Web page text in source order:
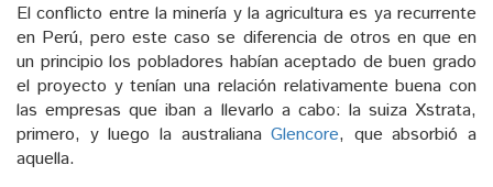
El conflicto entre la minería y la agricultura es ya recurrente
en Perú, pero este caso se diferencia de otros en que en
un principio los pobladores habían aceptado de buen grado
el proyecto y tenían una relación relativamente buena con
las empresas que iban a llevarlo a cabo: la suiza Xstrata,
primero, y luego la australianaGlencore, que absorbió a
aquella.